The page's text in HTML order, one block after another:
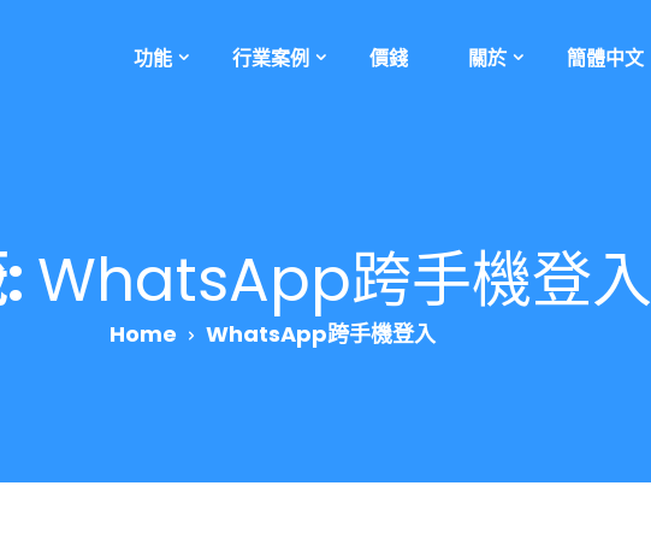
功能 行業案例 價錢 關於 簡體中文
WhatsApp跨手機登入
Home WhatsApp跨手機登入